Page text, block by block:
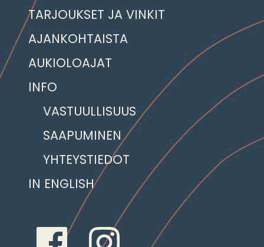
TARJOUKSET JA VINKIT
AJANKOHTAISTA
AUKIOLOAJAT
INFO
VASTUULLISUUS
SAAPUMINEN
YHTEYSTIEDOT
IN ENGLISH